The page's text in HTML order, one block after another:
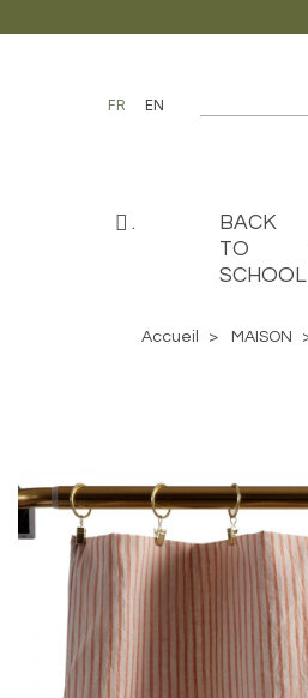
FR EN
.
BACK
TO
SCHOOL
Accueil MAISON